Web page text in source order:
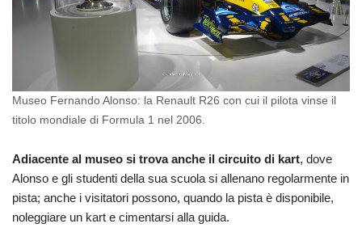
Museo Fernando Alonso: la Renault R26 con cui il pilota vinse il
titolo mondiale di Formula 1 nel 2006.
Adiacente al museo si trova anche il circuito di kart, dove
Alonso e gli studenti della sua scuola si allenano regolarmente in
pista; anche i visitatori possono, quando la pista è disponibile,
noleggiare un kart e cimentarsi alla guida.